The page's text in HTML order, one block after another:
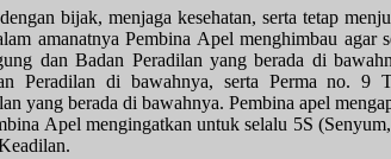
bijak, menjaga kesehatan, serta tetap
amanatnya Pembina Apel menghimbau agar
dan Badan Peradilan yang berada di
Peradilan di bawahnya, serta Perma no. 9
yang berada di bawahnya. Pembina apel
Apel mengingatkan untuk selalu 5S